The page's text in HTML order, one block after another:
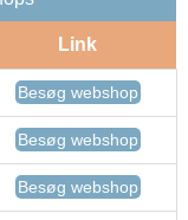
Link
Besøg webshop
Besøg webshop
Besøg webshop